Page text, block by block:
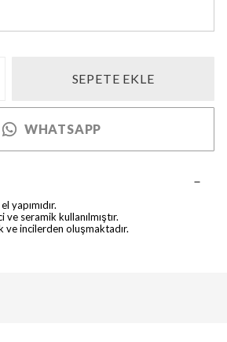
SEPETE EKLE
WHATSAPP
yapımıdır.
ve seramik kullanılmıştır.
ve incilerden oluşmaktadır.